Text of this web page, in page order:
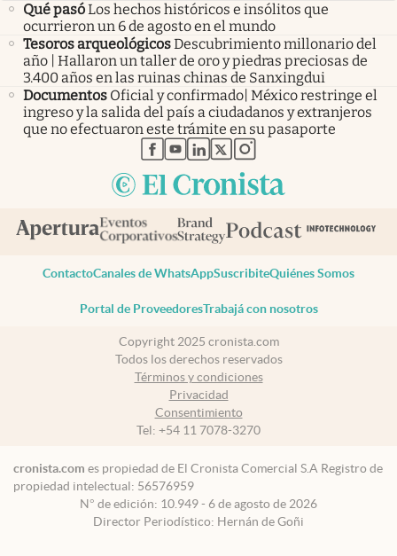
Qué pasóLos hechos históricos e insólitos que
ocurrieron un 6 de agosto en el mundo
Tesoros arqueológicosDescubrimiento millonario del
año | Hallaron un taller de oro y piedras preciosas de
3.400 años en las ruinas chinas de Sanxingdui
Documentos Oficial y confirmado| México restringe el
ingreso y la salida del país a ciudadanos y extranjeros
que no efectuaron este trámite en su pasaporte
abre en nueva pestaña
abre en nueva pestaña
abre en nueva pestaña
abre en nueva pestaña
abre en nueva pestaña
ContactoCanales de WhatsAppSuscribiteQuiénes Somos
Portal de ProveedoresTrabajá con nosotros
Copyright 2025 cronista.com
Todos los derechos reservados
Términos y condiciones
Privacidad
Consentimiento
Tel: +54 11 7078-3270
cronista.com es propiedad de El Cronista Comercial S.A Registro de
propiedad intelectual: 56576959
N° de edición: 10.949 - 6 de agosto de 2026
Director Periodístico: Hernán de Goñi